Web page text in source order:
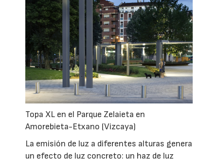
Topa XL en el Parque Zelaieta en
Amorebieta-Etxano (Vizcaya)
La emisión de luz a diferentes alturas genera
un efecto de luz concreto: un haz de luz